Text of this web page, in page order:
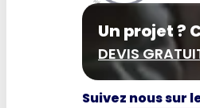
Un projet ?
DEVIS
Suivez nous sur